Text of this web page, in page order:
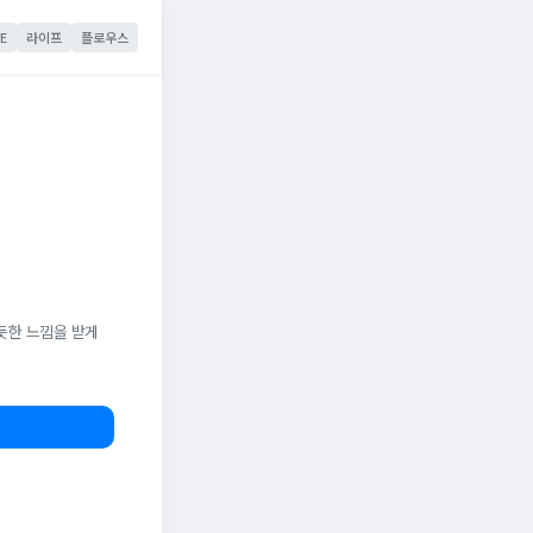
라이프 플로우스
한 느낌을 받게